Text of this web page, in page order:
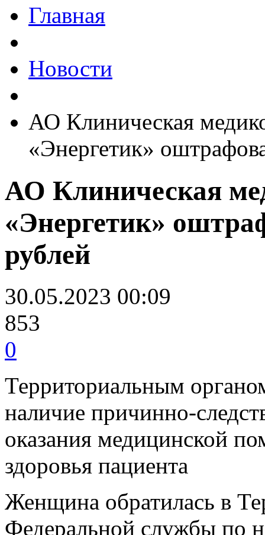
Главная
Новости
АО Клиническая
«Энергетик»
АО Клиническая
«Энергетик»
рублей
30.05.2023 00:09
853
0
Территориальным
наличие причинно-
оказания медицинской
здоровья пациента
Женщина обратилась в
Федеральной службы по